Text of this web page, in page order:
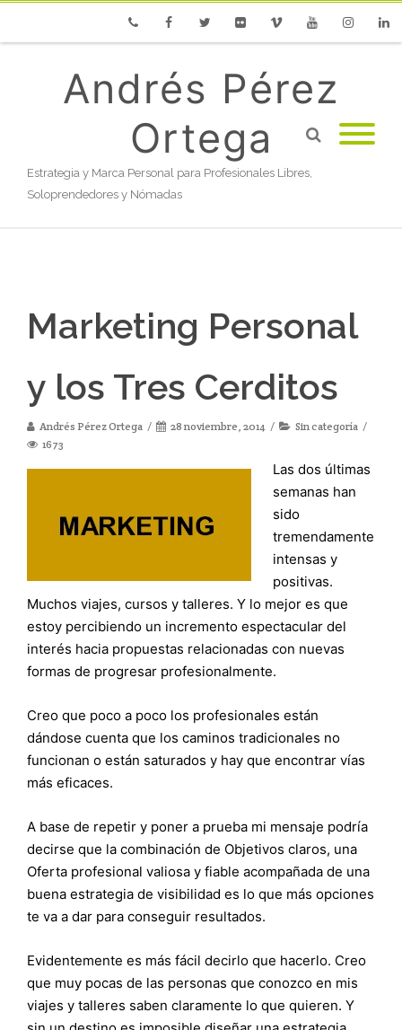
Andrés Pérez
Ortega
Estrategia y Marca Personal para Profesionales Libres,
Soloprendedores y Nómadas
Marketing Personal
y los Tres Cerditos
Andrés Pérez Ortega 28 noviembre, 2014
Sin categoría
1673
Las dos últimas
semanas han
sido
tremendamente
intensas y
positivas.
Muchos viajes, cursos y talleres. Y lo mejor es que
estoy percibiendo un incremento espectacular del
interés hacia propuestas relacionadas con nuevas
formas de progresar profesionalmente.
Creo que poco a poco los profesionales están
dándose cuenta que los caminos tradicionales no
funcionan o están saturados y hay que encontrar vías
más eficaces.
A base de repetir y poner a prueba mi mensaje podría
decirse que la combinación de Objetivos claros, una
Oferta profesional valiosa y fiable acompañada de una
buena estrategia de visibilidad es lo que más opciones
te va a dar para conseguir resultados.
Evidentemente es más fácil decirlo que hacerlo. Creo
que muy pocas de las personas que conozco en mis
viajes y talleres saben claramente lo que quieren. Y